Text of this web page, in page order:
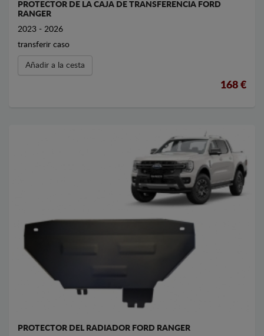
PROTECTOR DE LA CAJA DE TRANSFERENCIA FORD
RANGER
2023 - 2026
transferir caso
Añadir a la cesta
168 €
PROTECTOR DEL RADIADOR FORD RANGER